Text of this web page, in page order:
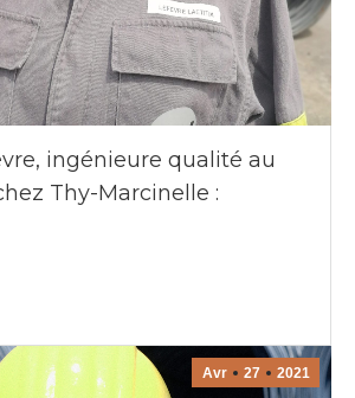
ingénieure qualité au
Thy-Marcinelle :
Avr 27 2021